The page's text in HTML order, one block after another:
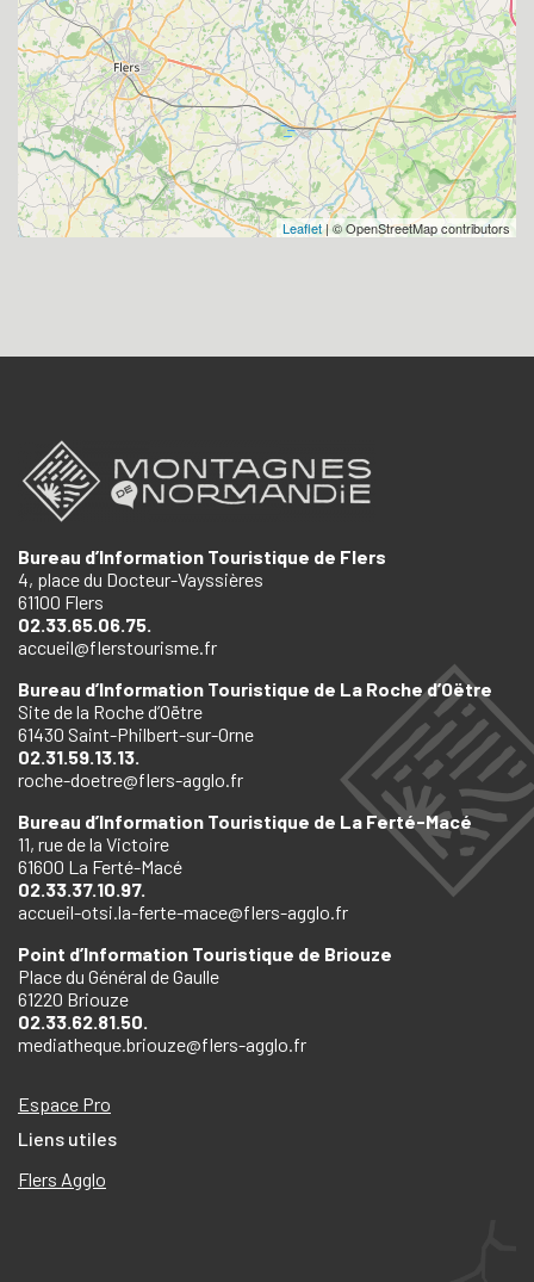
Leaflet| © OpenStreetMap contributors
Bureau d’Information Touristique de Flers
4, place du Docteur-Vayssières
61100 Flers
02.33.65.06.75.
accueil@flerstourisme.fr
Bureau d’Information Touristique de La Roche d’Oëtre
Site de la Roche d’Oëtre
61430 Saint-Philbert-sur-Orne
02.31.59.13.13.
roche-doetre@flers-agglo.fr
Bureau d’Information Touristique de La Ferté-Macé
11, rue de la Victoire
61600 La Ferté-Macé
02.33.37.10.97.
accueil-otsi.la-ferte-mace@flers-agglo.fr
Point d’Information Touristique de Briouze
Place du Général de Gaulle
61220 Briouze
02.33.62.81.50.
mediatheque.briouze@flers-agglo.fr
Espace Pro
Liens utiles
Flers Agglo